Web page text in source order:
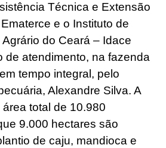
Técnica e Extensão
e o Instituto de
do Ceará – Idace
de atendimento, na fazenda
tempo integral, pelo
Alexandre Silva. A
total de 10.980
9.000 hectares são
de caju, mandioca e